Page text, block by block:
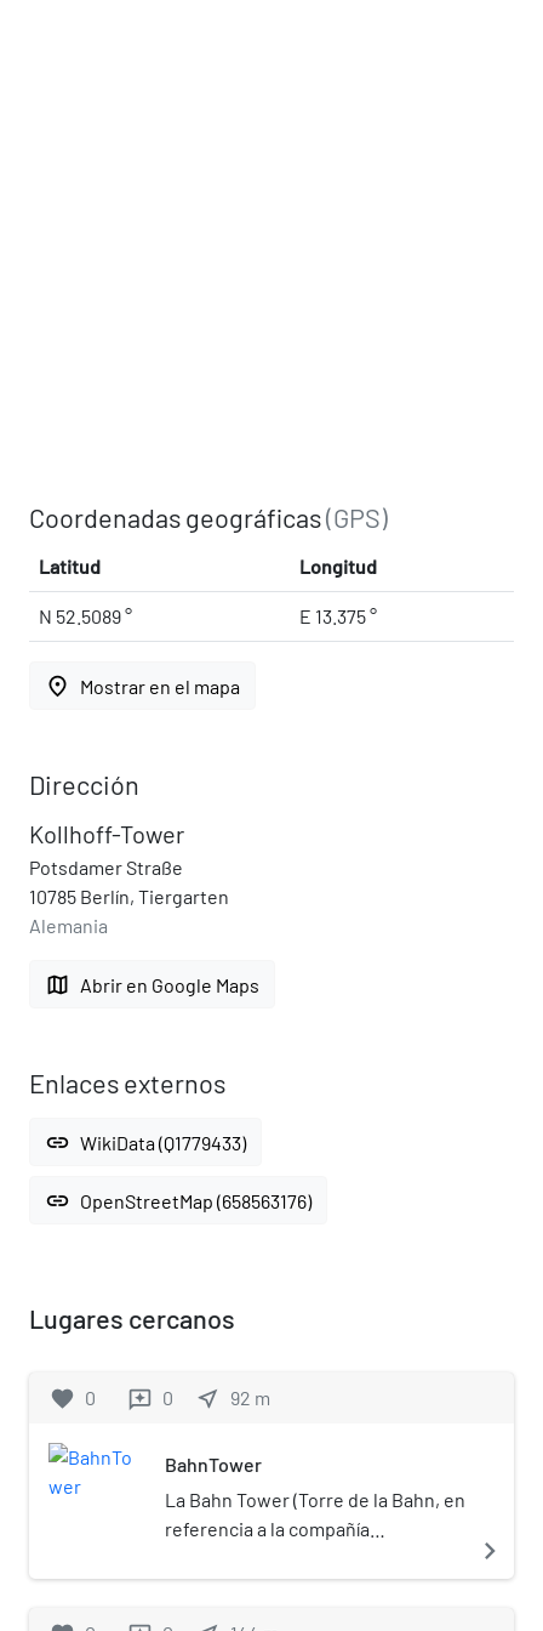
Coordenadas geográficas(GPS)
Latitud Longitud
N 52.5089 ° E 13.375 °
place Mostrar en el mapa
Dirección
Kollhoff-Tower
Potsdamer Straße
10785 Berlín, Tiergarten
Alemania
map Abrir en Google Maps
Enlaces externos
link WikiData (Q1779433)
link OpenStreetMap (658563176)
Lugares cercanos
favorite 0 reviews 0 near_me 92 m
BahnTower
La Bahn Tower (Torre de la Bahn, en
referencia a la compañía
ortografía local), es la sede del
navigate_next